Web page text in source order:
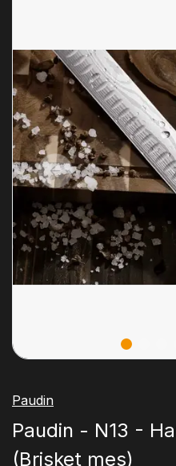
Paudin
Paudin - N13 -
(Brisket mes)